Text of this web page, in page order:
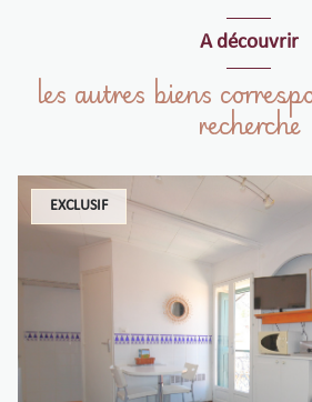
A découvrir
les autres biens
recherche
EXCLUSIF